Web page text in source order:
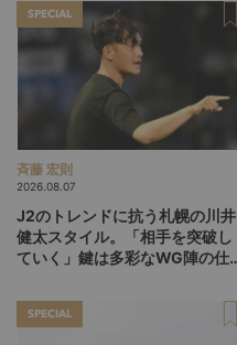
SPECIAL
斉藤 宏則
2026.08.07
J2のトレンドに抗う札幌の川井
健太スタイル。「相手を突破し
ていく」鍵は多彩なWG陣の仕
SPECIAL